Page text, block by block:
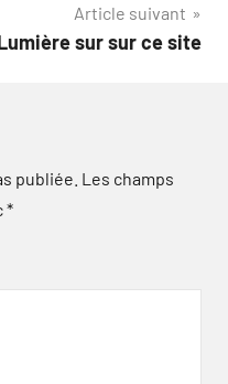
Article suivant
sur sur ce site
publiée. Les champs
*